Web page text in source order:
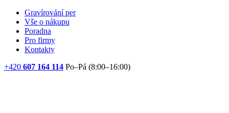
Gravírování per
Vše o nákupu
Poradna
Pro firmy
Kontakty
+420 607 164 114 Po–Pá (8:00–16:00)